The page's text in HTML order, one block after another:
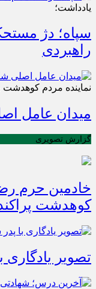
یادداشت؛
سپاه؛ دژ
راهبردی
نماینده مردم
میدان عامل
گزارش تصویری
خادمین حرم
کوهدشت
تصویر